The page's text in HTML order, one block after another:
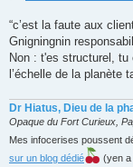
“c’est la faute aux
Gnigningnin
Non : t'es structurel,
l’échelle de la planète
Dr Hiatus, Dieu de la
Opaque du Fort Curieux,
Mes infocerises poussent
sur un blog dédié
(yen a